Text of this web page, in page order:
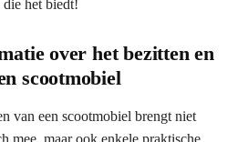
het biedt!
over het bezitten en
scootmobiel
van een scootmobiel brengt niet